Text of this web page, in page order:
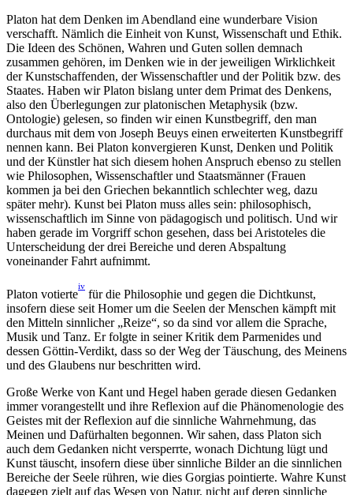
Platon hat dem Denken im Abendland eine wunderbare Vision
verschafft. Nämlich die Einheit von Kunst, Wissenschaft und Ethik.
Die Ideen des Schönen, Wahren und Guten sollen demnach
zusammen gehören, im Denken wie in der jeweiligen Wirklichkeit
der Kunstschaffenden, der Wissenschaftler und der Politik bzw. des
Staates. Haben wir Platon bislang unter dem Primat des Denkens,
also den Überlegungen zur platonischen Metaphysik (bzw.
Ontologie) gelesen, so finden wir einen Kunstbegriff, den man
durchaus mit dem von Joseph Beuys einen erweiterten Kunstbegriff
nennen kann. Bei Platon konvergieren Kunst, Denken und Politik
und der Künstler hat sich diesem hohen Anspruch ebenso zu stellen
wie Philosophen, Wissenschaftler und Staatsmänner (Frauen
kommen ja bei den Griechen bekanntlich schlechter weg, dazu
später mehr). Kunst bei Platon muss alles sein: philosophisch,
wissenschaftlich im Sinne von pädagogisch und politisch. Und wir
haben gerade im Vorgriff schon gesehen, dass bei Aristoteles die
Unterscheidung der drei Bereiche und deren Abspaltung
voneinander Fahrt aufnimmt.
Platon votierte
iv
für die Philosophie und gegen die Dichtkunst,
insofern diese seit Homer um die Seelen der Menschen kämpft mit
den Mitteln sinnlicher „Reize“, so da sind vor allem die Sprache,
Musik und Tanz. Er folgte in seiner Kritik dem Parmenides und
dessen Göttin-Verdikt, dass so der Weg der Täuschung, des Meinens
und des Glaubens nur beschritten wird.
Große Werke von Kant und Hegel haben gerade diesen Gedanken
immer vorangestellt und ihre Reflexion auf die Phänomenologie des
Geistes mit der Reflexion auf die sinnliche Wahrnehmung, das
Meinen und Dafürhalten begonnen. Wir sahen, dass Platon sich
auch dem Gedanken nicht versperrte, wonach Dichtung lügt und
Kunst täuscht, insofern diese über sinnliche Bilder an die sinnlichen
Bereiche der Seele rühren, wie dies Gorgias pointierte. Wahre Kunst
dagegen zielt auf das Wesen von Natur, nicht auf deren sinnliche